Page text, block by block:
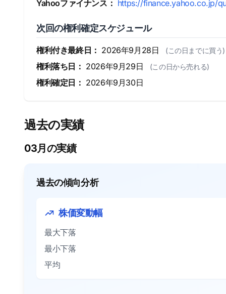
Yahooファイナンス： https://finance.yahoo.co.jp/
次回の権利確定スケジュール
権利付き最終日： 2026年9月28日 (この日までに買う)
権利落ち日： 2026年9月29日 (この日から売れる)
権利確定日： 2026年9月30日
過去の実績
03月の実績
過去の傾向分析
株価変動幅
最大下落
最小下落
平均